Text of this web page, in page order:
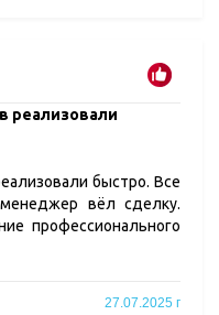
реализовали
быстро. Все
вёл сделку.
профессионального
27.07.2025 г